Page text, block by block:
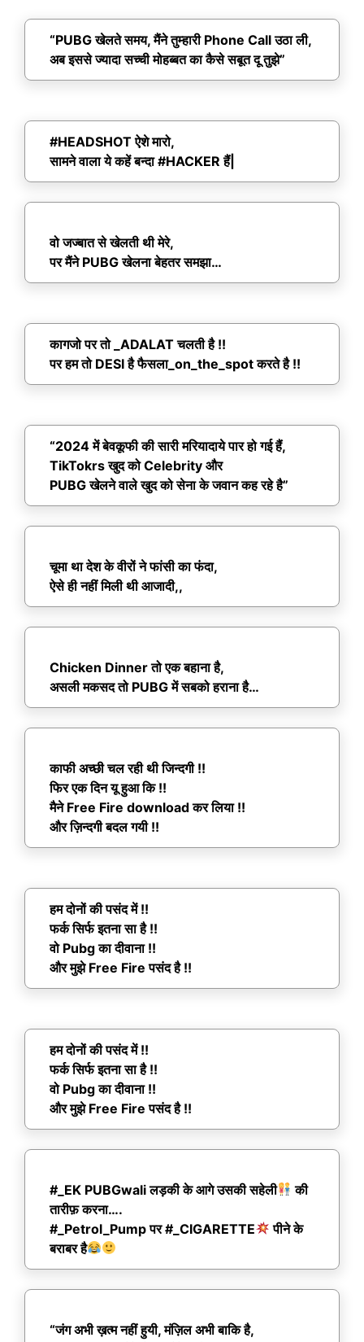
“PUBG खेलते समय, मैंने तुम्हारी Phone Call उठा ली,
अब इससे ज्यादा सच्ची मोहब्बत का कैसे सबूत दू तुझे”
#HEADSHOT ऐशे मारो,
सामने वाला ये कहें बन्दा #HACKER हैं|
वो जज्बात से खेलती थी मेरे,
पर मैंने PUBG खेलना बेहतर समझा…
कागजो पर तो _ADALAT चलती है !!
पर हम तो DESI है फैसला_on_the_spot करते है !!
“2024 में बेवकूफी की सारी मरियादाये पार हो गई हैं,
TikTokrs खुद को Celebrity और
PUBG खेलने वाले खुद को सेना के जवान कह रहे है”
चूमा था देश के वीरों ने फांसी का फंदा,
ऐसे ही नहीं मिली थी आजादी,,
Chicken Dinner तो एक बहाना है,
असली मकसद तो PUBG में सबको हराना है…
काफी अच्छी चल रही थी जिन्दगी !!
फिर एक दिन यू हुआ कि !!
मैने Free Fire download कर लिया !!
और ज़िन्दगी बदल गयी !!
हम दोनों की पसंद में !!
फर्क सिर्फ इतना सा है !!
वो Pubg का दीवाना !!
और मुझे Free Fire पसंद है !!
हम दोनों की पसंद में !!
फर्क सिर्फ इतना सा है !!
वो Pubg का दीवाना !!
और मुझे Free Fire पसंद है !!
#_EK PUBGwali लड़की के आगे उसकी सहेली
की
तारीफ़ करना….
#_Petrol_Pump पर #_CIGARETTE
पीने के
बराबर है
“जंग अभी ख़त्म नहीं हुयी, मंज़िल अभी बाकि है,